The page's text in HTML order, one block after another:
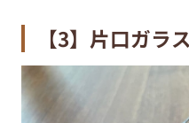
【3】片口ガラ